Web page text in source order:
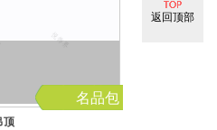
返回顶部
名品包
顶